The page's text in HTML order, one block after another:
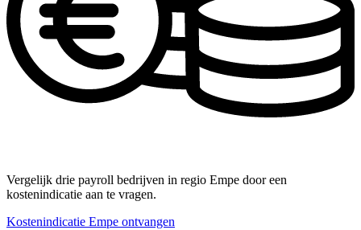
Vergelijk drie payroll bedrijven in regio Empe door een
kostenindicatie aan te vragen.
Kostenindicatie Empe ontvangen